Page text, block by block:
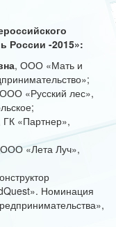
России -2015»:
, ООО «Мать и
«Русский лес»,
ГК «Партнер»,
ООО «Лета Луч»,
Номинация